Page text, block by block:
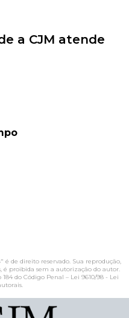
a CJM atende
" é de direito reservado. Sua reprodução,
é proibida sem a autorização do autor.
do Código Penal – Lei 9610/98 - Lei
.